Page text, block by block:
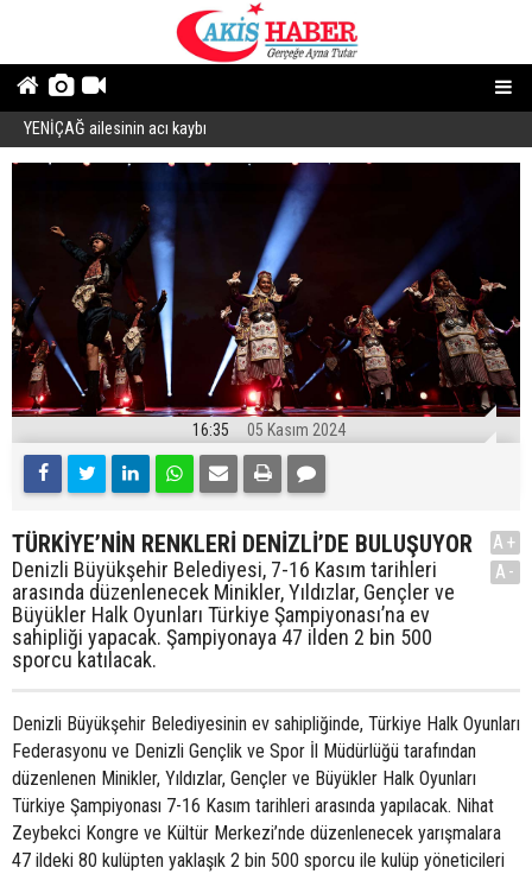
YENİÇAĞ ailesinin acı kaybı
16:35 05 Kasım 2024
TÜRKİYE’NİN RENKLERİ DENİZLİ’DE BULUŞUYOR
Denizli Büyükşehir Belediyesi, 7-16 Kasım tarihleri
arasında düzenlenecek Minikler, Yıldızlar, Gençler ve
Büyükler Halk Oyunları Türkiye Şampiyonası’na ev
sahipliği yapacak. Şampiyonaya 47 ilden 2 bin 500
sporcu katılacak.
A+
A-
Denizli Büyükşehir Belediyesinin ev sahipliğinde, Türkiye Halk Oyunları
Federasyonu ve Denizli Gençlik ve Spor İl Müdürlüğü tarafından
düzenlenen Minikler, Yıldızlar, Gençler ve Büyükler Halk Oyunları
Türkiye Şampiyonası 7-16 Kasım tarihleri arasında yapılacak. Nihat
Zeybekci Kongre ve Kültür Merkezi’nde düzenlenecek yarışmalara
47 ildeki 80 kulüpten yaklaşık 2 bin 500 sporcu ile kulüp yöneticileri